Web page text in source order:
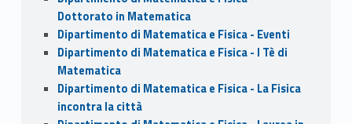
Dottorato in Matematica
Dipartimento di Matematica e Fisica - Eventi
Dipartimento di Matematica e Fisica - I Tè di
Matematica
Dipartimento di Matematica e Fisica - La Fisica
incontra la città